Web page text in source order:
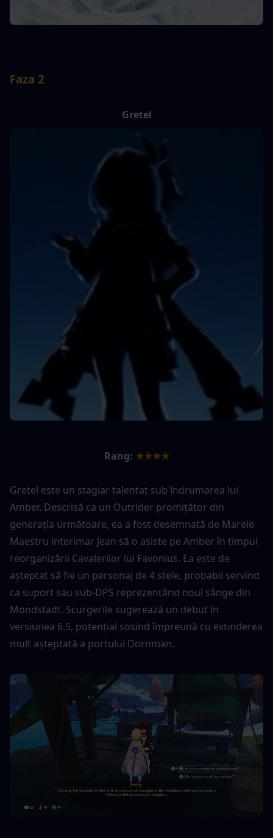
Faza 2
Gretel
Rang: ★★★★
Gretel este un stagiar talentat sub îndrumarea lui
Amber. Descrisă ca un Outrider promițător din
generația următoare, ea a fost desemnată de Marele
Maestru interimar Jean să o asiste pe Amber în timpul
reorganizării Cavalerilor lui Favonius. Ea este de
așteptat să fie un personaj de 4 stele, probabil servind
ca suport sau sub-DPS reprezentând noul sânge din
Mondstadt. Scurgerile sugerează un debut în
versiunea 6.5, potențial sosind împreună cu extinderea
mult așteptată a portului Dornman.